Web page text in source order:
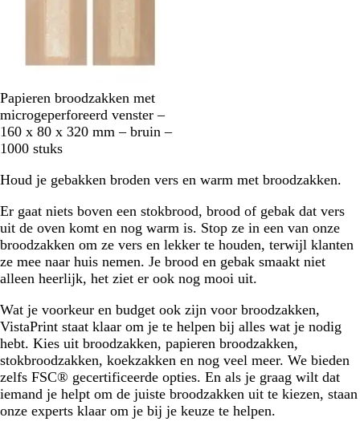
B
r
u
i
Papieren broodzakken met
microgeperforeerd venster –
160 x 80 x 320 mm – bruin –
1000 stuks
Houd je gebakken broden vers en warm met broodzakken.
Er gaat niets boven een stokbrood, brood of gebak dat vers
uit de oven komt en nog warm is. Stop ze in een van onze
broodzakken om ze vers en lekker te houden, terwijl klanten
ze mee naar huis nemen. Je brood en gebak smaakt niet
alleen heerlijk, het ziet er ook nog mooi uit.
Wat je voorkeur en budget ook zijn voor broodzakken,
VistaPrint staat klaar om je te helpen bij alles wat je nodig
hebt. Kies uit broodzakken, papieren broodzakken,
stokbroodzakken, koekzakken en nog veel meer. We bieden
zelfs FSC® gecertificeerde opties. En als je graag wilt dat
iemand je helpt om de juiste broodzakken uit te kiezen, staan
onze experts klaar om je bij je keuze te helpen.